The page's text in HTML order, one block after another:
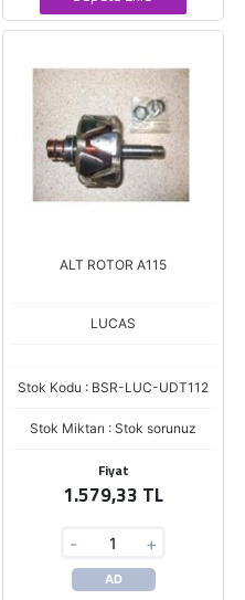
ALT ROTOR A115
LUCAS
Stok Kodu : BSR-LUC-UDT112
Stok Miktarı : Stok sorunuz
Fiyat
1.579,33 TL
- +
AD